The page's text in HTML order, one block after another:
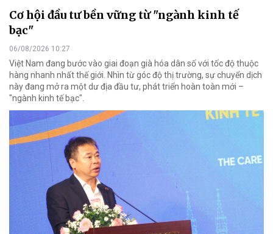
Cơ hội đầu tư bền vững từ "ngành kinh tế
bạc"
06/08/2026 10:27
Việt Nam đang bước vào giai đoạn già hóa dân số với tốc độ thuộc
hàng nhanh nhất thế giới. Nhìn từ góc độ thị trường, sự chuyển dịch
này đang mở ra một dư địa đầu tư, phát triển hoàn toàn mới –
"ngành kinh tế bạc".